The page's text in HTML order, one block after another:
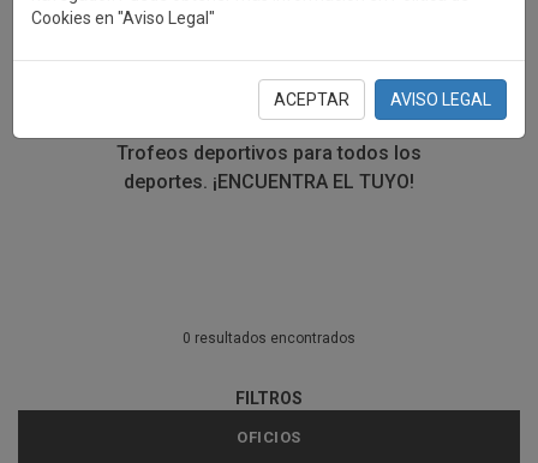
Cookies en "Aviso Legal"
ACEPTAR AVISO LEGAL
En esta sección encontrarás una gran variedad de
trofeos deportivos. Define tu búsqueda mediante los
filtros por deporte, material y precio del trofeo.
Trofeos deportivos para todos los
deportes. ¡ENCUENTRA EL TUYO!
0 resultados encontrados
FILTROS
OFICIOS